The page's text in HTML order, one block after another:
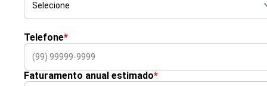
Telefone*
Faturamento anual estimado*